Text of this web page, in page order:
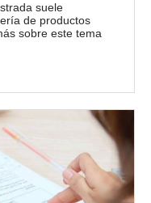
suele
de productos
sobre este tema